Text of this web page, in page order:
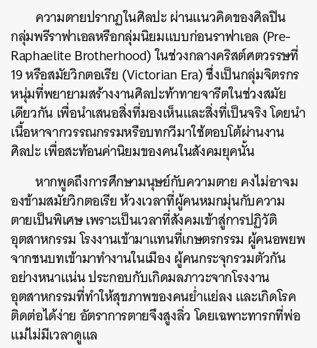
ความตายปรากฏในศิลปะ ผ่านแนวคิดของศิลปิน
กลุ่มพรีราฟาเอลหรือกลุ่มนิยมแบบก่อนราฟาเอล (Pre-
Raphaelite Brotherhood) ในช่วงกลางคริสต์ศตวรรษที่
19 หรือสมัยวิกตอเรีย (Victorian Era) ซึ่งเป็นกลุ่มจิตรกร
หนุ่มที่พยายามสร้างงานศิลปะท้าทายจารีตในช่วงสมัย
เดียวกัน เพื่อนำเสนอสิ่งที่มองเห็นและสิ่งที่เป็นจริง โดยนำ
เนื้อหาจากวรรณกรรมหรือบทกวีมาใช้ตอบโต้ผ่านงาน
ศิลปะ เพื่อสะท้อนค่านิยมของคนในสังคมยุคนั้น
หากพูดถึงการศึกษามนุษย์กับความตาย คงไม่อาจม
องข้ามสมัยวิกตอเรีย ห้วงเวลาที่ผู้คนหมกมุ่นกับความ
ตายเป็นพิเศษ เพราะเป็นเวลาที่สังคมเข้าสู่การปฏิวัติ
อุตสาหกรรม โรงงานเข้ามาแทนที่เกษตรกรรม ผู้คนอพยพ
จากชนบทเข้ามาทำงานในเมือง ผู้คนกระจุกรวมตัวกัน
อย่างหนาแน่น ประกอบกับเกิดมลภาวะจากโรงงาน
อุตสาหกรรมที่ทำให้สุขภาพของคนย่ำแย่ลง และเกิดโรค
ติดต่อได้ง่าย อัตราการตายจึงสูงลิ่ว โดยเฉพาะทารกที่พ่อ
แม่ไม่มีเวลาดูแล